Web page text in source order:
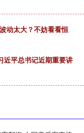
动太大？不妨看看恒
近平总书记近期重要讲